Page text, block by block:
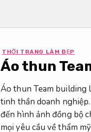
THỜI TRANG LÀM ĐẸP
Áo thun
Áo thun Team building
tinh thần doanh
đến hình ảnh đồng bộ
mọi yêu cầu về thẩm